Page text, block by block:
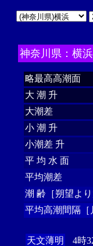
神奈川県：横
略最高高潮面
大 潮 升
大潮差
小 潮 升
小潮差 升
平 均 水 面
平均潮差
潮 齢［朔望より
平均高潮間隔［
天文薄明
4時